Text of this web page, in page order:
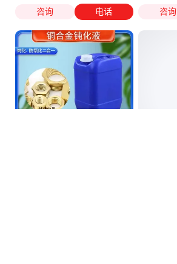
咨询 电话 咨询